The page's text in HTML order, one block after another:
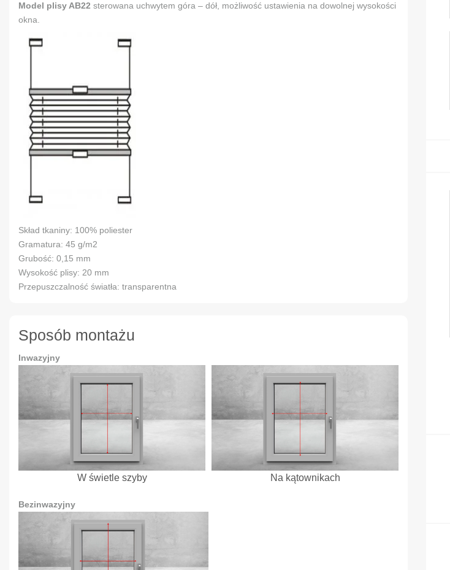
Model plisy AB22 sterowana uchwytem góra – dół, możliwość ustawienia na dowolnej wysokości
okna.
Skład tkaniny: 100% poliester
Gramatura: 45 g/m2
Grubość: 0,15 mm
Wysokość plisy: 20 mm
Przepuszczalność światła: transparentna
Sposób montażu
Inwazyjny
W świetle szyby Na kątownikach
Bezinwazyjny